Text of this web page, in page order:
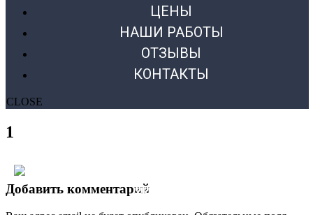
ЦЕНЫ
НАШИ РАБОТЫ
ОТЗЫВЫ
КОНТАКТЫ
CLOSE
1
Добавить комментарий